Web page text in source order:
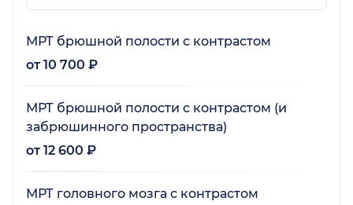
МРТ брюшной полости с контрастом
от 10 700 ₽
МРТ брюшной полости с контрастом (и
забрюшинного пространства)
от 12 600 ₽
МРТ головного мозга с контрастом